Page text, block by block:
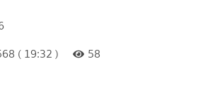
( 19:32 )
58